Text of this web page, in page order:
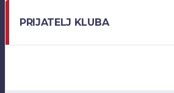
PRIJATELJ KLUBA